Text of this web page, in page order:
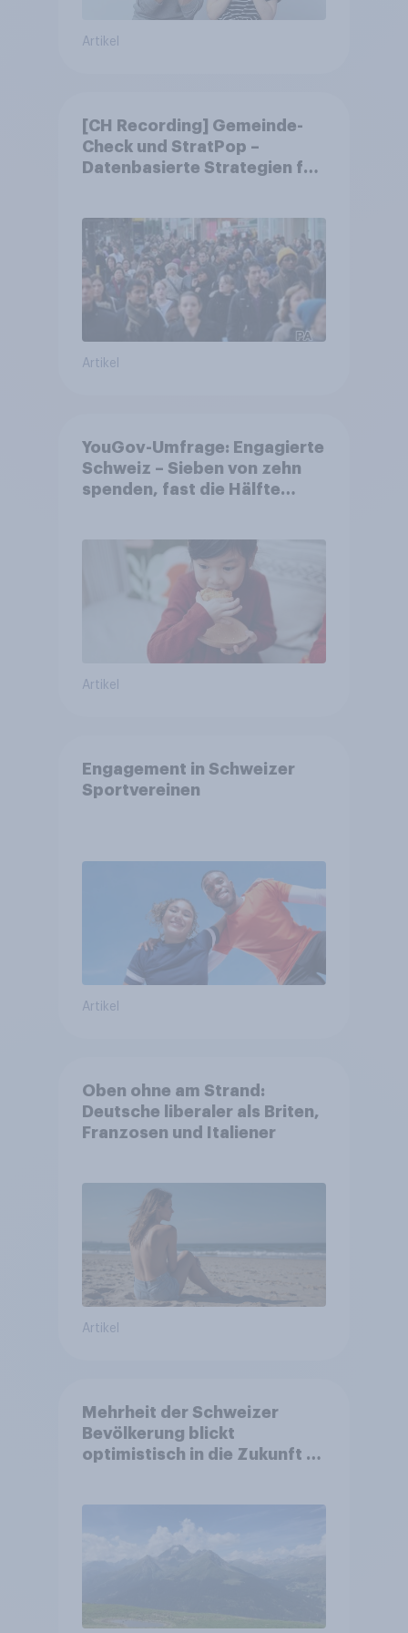
Artikel
[CH Recording] Gemeinde-
Check und StratPop –
Datenbasierte Strategien für
Artikel
YouGov-Umfrage: Engagierte
Schweiz – Sieben von zehn
spenden, fast die Hälfte
Artikel
Engagement in Schweizer
Sportvereinen
Artikel
Oben ohne am Strand:
Deutsche liberaler als Briten,
Franzosen und Italiener
Artikel
Mehrheit der Schweizer
Bevölkerung blickt
optimistisch in die Zukunft –
Altersvorsorge